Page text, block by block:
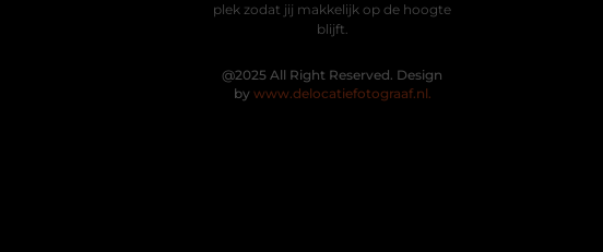
plek zodat jij makkelijk op de hoogte
blijft.
@2025 All Right Reserved. Design
by www.delocatiefotograaf.nl.